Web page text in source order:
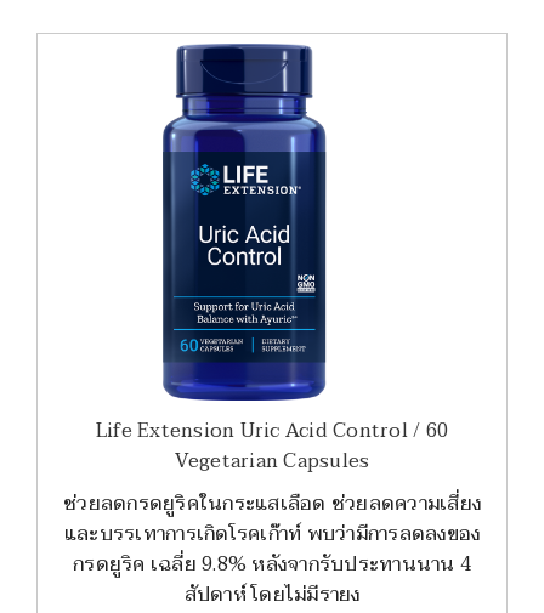
Life Extension Uric Acid Control / 60
Vegetarian Capsules
ช่วยลดกรดยูริคในกระแสเลือด ช่วยลดความเสี่ยง
และบรรเทาการเกิดโรคเก๊าท์ พบว่ามีการลดลงของ
กรดยูริค เฉลี่ย 9.8% หลังจากรับประทานนาน 4
สัปดาห์ โดยไม่มีรายง